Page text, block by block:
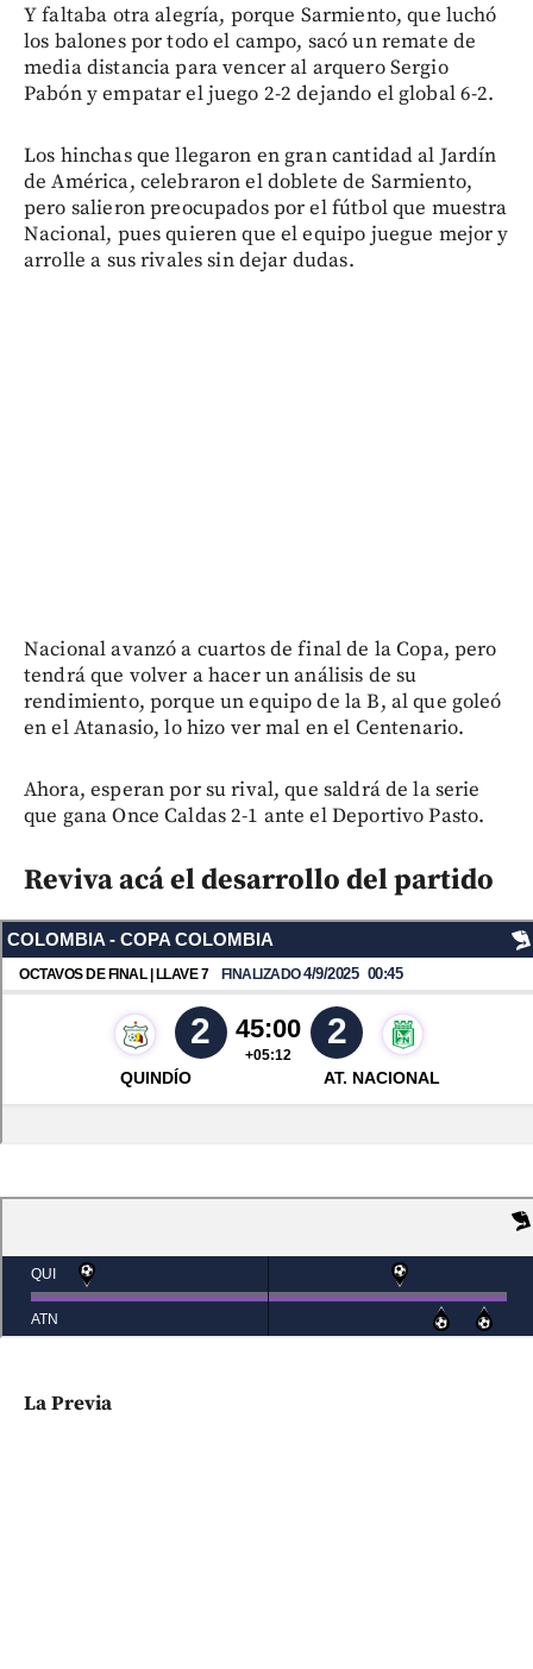
Y faltaba otra alegría, porque Sarmiento, que luchó
los balones por todo el campo, sacó un remate de
media distancia para vencer al arquero Sergio
Pabón y empatar el juego 2-2 dejando el global 6-2.
Los hinchas que llegaron en gran cantidad al Jardín
de América, celebraron el doblete de Sarmiento,
pero salieron preocupados por el fútbol que muestra
Nacional, pues quieren que el equipo juegue mejor y
arrolle a sus rivales sin dejar dudas.
Nacional avanzó a cuartos de final de la Copa, pero
tendrá que volver a hacer un análisis de su
rendimiento, porque un equipo de la B, al que goleó
en el Atanasio, lo hizo ver mal en el Centenario.
Ahora, esperan por su rival, que saldrá de la serie
que gana Once Caldas 2-1 ante el Deportivo Pasto.
Reviva acá el desarrollo del partido
La Previa